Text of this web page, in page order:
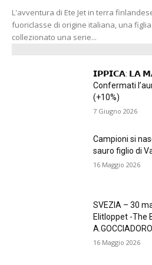
L'avventura di Ete Jet in terra
fuoriclasse di origine italiana, una
collezionato una serie...
𝗜𝗣𝗣𝗜𝗖𝗔: 𝗟𝗔
Confermati
(+10%)
7 Giugno 2026
Campioni si
sauro figlio di
16 Maggio 2026
SVEZIA – 30
Elitloppet -The
A.GOCCIADORO
16 Maggio 2026